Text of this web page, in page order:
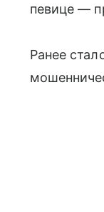
певице —
Ранее